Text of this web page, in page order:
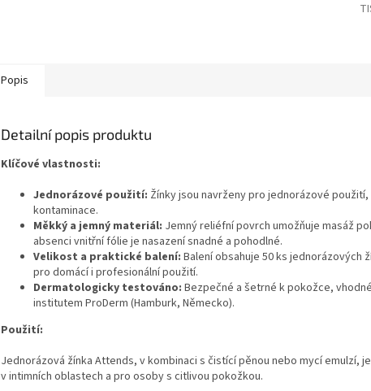
Popis
Detailní popis produktu
Klíčové vlastnosti:
Jednorázové použití: Žínky jsou navrženy pro jednorázové
kontaminace.
Měkký a jemný materiál: Jemný reliéfní povrch umožňuje masáž
absenci vnitřní fólie je nasazení snadné a pohodlné.
Velikost a praktické balení: Balení obsahuje 50 ks jednorázových
pro domácí i profesionální použití.
Dermatologicky testováno: Bezpečné a šetrné k pokožce,
institutem ProDerm (Hamburk, Německo).
Použití:
Jednorázová žínka Attends, v kombinaci s čistící pěnou nebo mycí emulzí,
v intimních oblastech a pro osoby s citlivou pokožkou.